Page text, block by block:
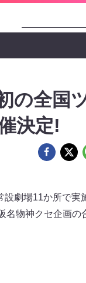
の全国
決定!
設劇場11か所で実
名物神クセ企画の